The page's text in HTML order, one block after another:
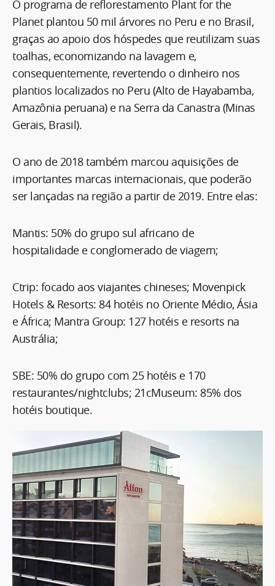
O programa de reflorestamento Plant for the
Planet plantou 50 mil árvores no Peru e no Brasil,
graças ao apoio dos hóspedes que reutilizam suas
toalhas, economizando na lavagem e,
consequentemente, revertendo o dinheiro nos
plantios localizados no Peru (Alto de Hayabamba,
Amazônia peruana) e na Serra da Canastra (Minas
Gerais, Brasil).
O ano de 2018 também marcou aquisições de
importantes marcas internacionais, que poderão
ser lançadas na região a partir de 2019. Entre elas:
Mantis: 50% do grupo sul africano de
hospitalidade e conglomerado de viagem;
Ctrip: focado aos viajantes chineses; Movenpick
Hotels & Resorts: 84 hotéis no Oriente Médio, Ásia
e África; Mantra Group: 127 hotéis e resorts na
Austrália;
SBE: 50% do grupo com 25 hotéis e 170
restaurantes/nightclubs; 21cMuseum: 85% dos
hotéis boutique.